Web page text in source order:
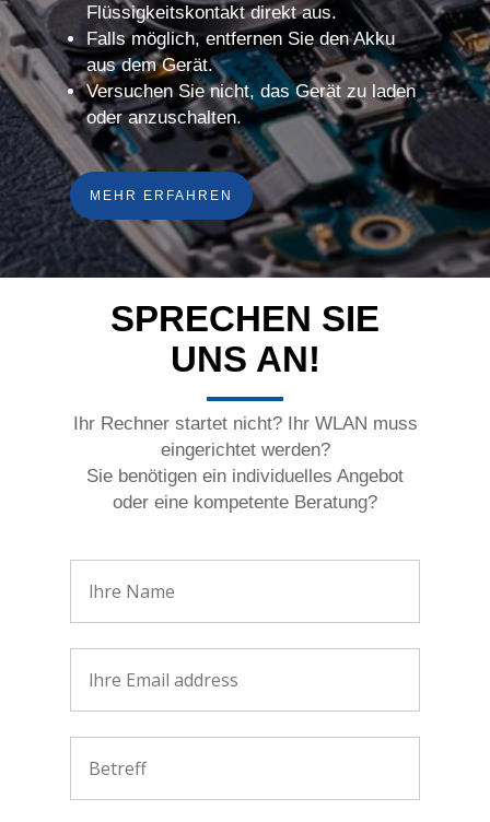
Flüssigkeitskontakt direkt aus.
Falls möglich, entfernen Sie den Akku
aus dem Gerät.
Versuchen Sie nicht, das Gerät zu laden
oder anzuschalten.
MEHR ERFAHREN
SPRECHEN SIE
UNS AN!
Ihr Rechner startet nicht? Ihr WLAN muss
eingerichtet werden?
Sie benötigen ein individuelles Angebot
oder eine kompetente Beratung?